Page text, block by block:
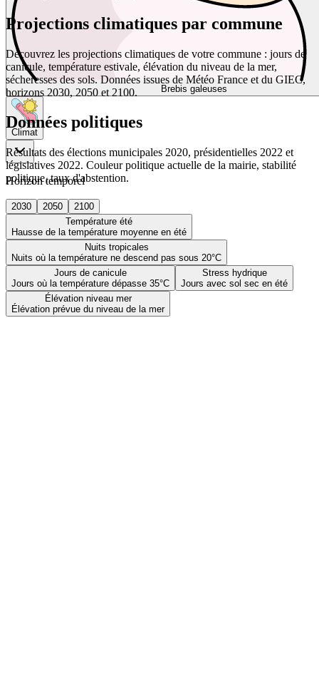
Brebis galeuses
Climat
Horizon temporel
2030 2050
2100
Température été
Hausse de la température moyenne en été
Nuits tropicales
Nuits où la température ne descend pas sous 20°C
Jours de canicule
Jours où la température dépasse 35°C
Stress hydrique
Jours avec sol sec en été
Élévation niveau mer
Élévation prévue du niveau de la mer
Projections climatiques par commune
Découvrez les projections climatiques de votre commune : jours de
canicule, température estivale, élévation du niveau de la mer,
sécheresses des sols. Données issues de Météo France et du GIEC,
horizons 2030, 2050 et 2100.
Données politiques
Résultats des élections municipales 2020, présidentielles 2022 et
législatives 2022. Couleur politique actuelle de la mairie, stabilité
politique, taux d'abstention.